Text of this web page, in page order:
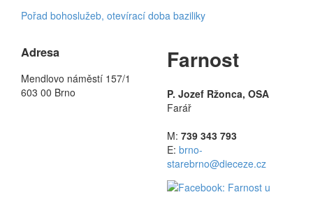
Pořad bohoslužeb, otevírací doba baziliky
Adresa
Mendlovo náměstí 157/1
603 00 Brno
Farnost
P. Jozef Ržonca, OSA
Farář
M: 739 343 793
E: brno-
starebrno@dieceze.cz